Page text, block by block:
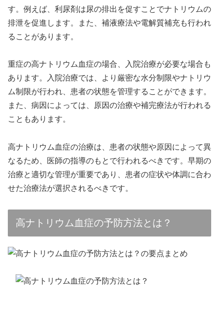
す。例えば、利尿剤は尿の排出を促すことでナトリウムの
排泄を促進します。また、補液療法や電解質補充も行われ
ることがあります。
重症の高ナトリウム血症の場合、入院治療が必要な場合も
あります。入院治療では、より厳密な水分制限やナトリウ
ム制限が行われ、患者の状態を管理することができます。
また、病因によっては、原因の治療や補完療法が行われる
こともあります。
高ナトリウム血症の治療は、患者の状態や原因によって異
なるため、医師の指導のもとで行われるべきです。早期の
治療と適切な管理が重要であり、患者の症状や体調に合わ
せた治療法が選択されるべきです。
高ナトリウム血症の予防方法とは？